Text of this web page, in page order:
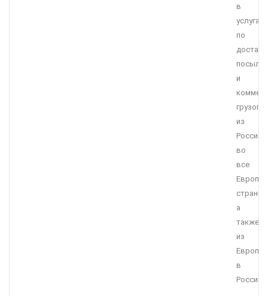
в
услугах
по
и
из
России
во
все
страны,
а
также
из
Европы
в
Россию.